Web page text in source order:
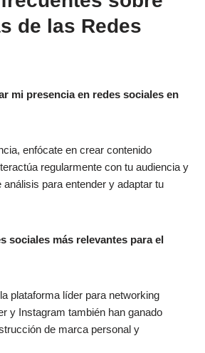
de las Redes
mi presencia en redes sociales en
enfócate en crear contenido
regularmente con tu audiencia y
análisis para entender y adaptar tu
sociales más relevantes para el
plataforma líder para networking
y Instagram también han ganado
de marca personal y